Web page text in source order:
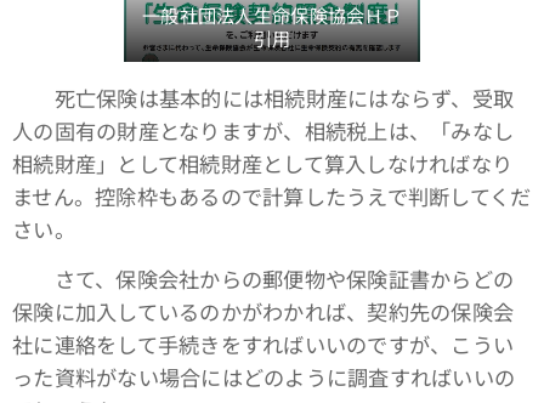
一般社団法人生命保険協会ＨＰ
引用
死亡保険は基本的には相続財産にはならず、受取
人の固有の財産となりますが、相続税上は、「みなし
相続財産」として相続財産として算入しなければなり
ません。控除枠もあるので計算したうえで判断してくだ
さい。
さて、保険会社からの郵便物や保険証書からどの
保険に加入しているのかがわかれば、契約先の保険会
社に連絡をして手続きをすればいいのですが、こうい
った資料がない場合にはどのように調査すればいいの